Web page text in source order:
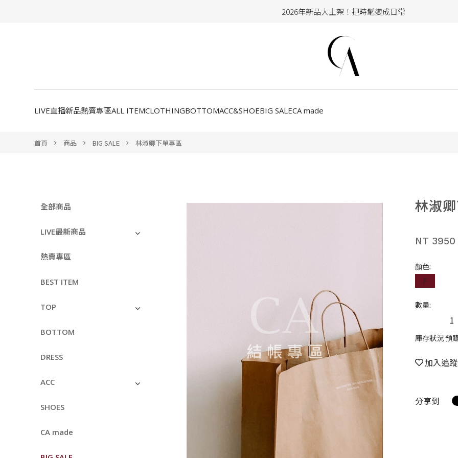
加入會員即享100元購物金
2026年新品大上架！把時髦變成日常
加入會員即享100元購物金
LIVE直播新品熱賣專區ALL ITEMCLOTHINGBOTTOMACC&SHOEBIG SALECA made
首頁 商品 BIG SALE 林淑卿下單專區
全部商品
LIVE最新商品
熱賣專區
BEST ITEM
TOP
BOTTOM
DRESS
ACC
SHOES
CA made
林淑
NT 3950
顏色:
F
數量:
庫存狀況 預
加入追
分享到